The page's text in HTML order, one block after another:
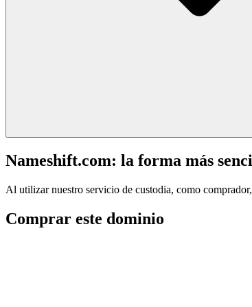
Nameshift.com: la forma más
Al utilizar nuestro servicio de custodia, como
Comprar este dominio